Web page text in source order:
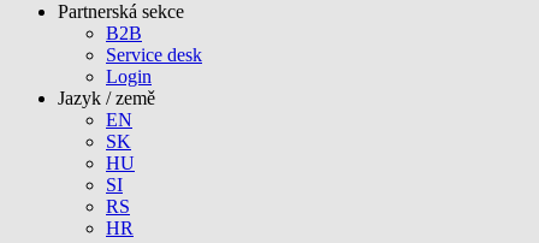
Partnerská sekce
B2B
Service desk
Login
Jazyk / země
EN
SK
HU
SI
RS
HR